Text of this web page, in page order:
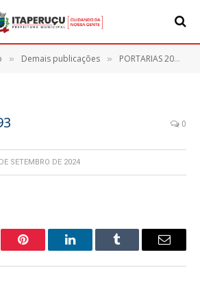
» Demais publicações » PORTARIAS 2024
0
SETEMBRO DE 2024
Pinterest LinkedInTumblr
E-